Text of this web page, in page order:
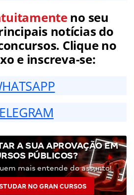
no seu
notícias do
Clique no
e inscreva-se:
A SUA APROVAÇÃO EM
PÚBLICOS?
mais entende do assunto!
NO GRAN CURSOS